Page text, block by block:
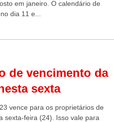
em janeiro. O calendário de
dia 11 e...
de vencimento da
sexta
vence para os proprietários de
sexta-feira (24). Isso vale para